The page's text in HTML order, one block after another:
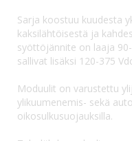
Sarja koostuu kuudesta
kaksilähtöisestä ja
syöttöjännite on laaja
sallivat lisäksi 120-375
Moduulit on varustettu
ylikuumenemis- sekä
oikosulkusuojauksilla.